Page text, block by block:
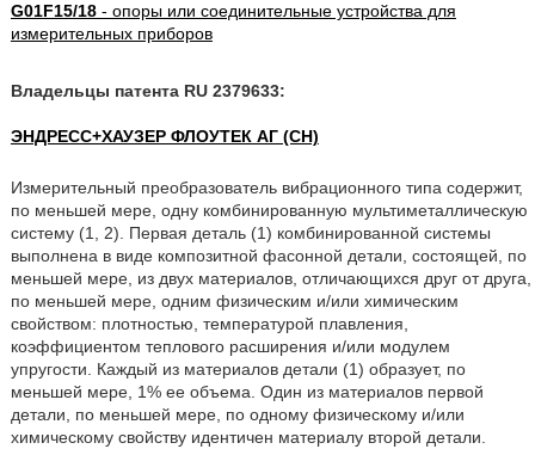
G01F15/18- опоры или соединительные устройства для
измерительных приборов
Владельцы патента RU 2379633:
ЭНДРЕСС+ХАУЗЕР ФЛОУТЕК АГ (CH)
Измерительный преобразователь вибрационного типа содержит,
по меньшей мере, одну комбинированную мультиметаллическую
систему (1, 2). Первая деталь (1) комбинированной системы
выполнена в виде композитной фасонной детали, состоящей, по
меньшей мере, из двух материалов, отличающихся друг от друга,
по меньшей мере, одним физическим и/или химическим
свойством: плотностью, температурой плавления,
коэффициентом теплового расширения и/или модулем
упругости. Каждый из материалов детали (1) образует, по
меньшей мере, 1% ее объема. Один из материалов первой
детали, по меньшей мере, по одному физическому и/или
химическому свойству идентичен материалу второй детали.